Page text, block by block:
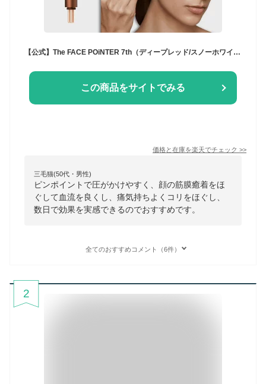
【公式】The FACE POiNTER 7th（ディープレッド/スノーホワイト）｜フェイスポインター コリ原因別7daysプログラム付き コリほぐし ほうれい線 たるみ むくみ 頬だるみ リフトアップ フェイスライン 美顔器 表情筋 ポスポス 筋膜リリース 類似模倣品にご注意
この商品をサイトでみる
価格と在庫を楽天でチェック >>
三毛猫(50代・男性)
ピンポイントで圧がかけやすく、顔の筋膜癒着をほ
ぐして血流を良くし、痛気持ちよくコリをほぐし、
数日で効果を実感できるのでおすすめです。
全てのおすすめコメント（6件）
2